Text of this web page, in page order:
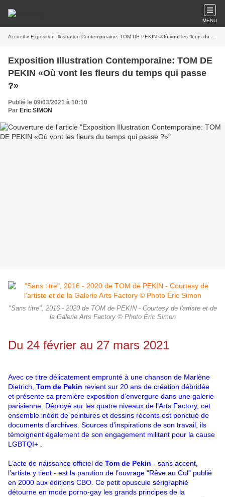
MENU
Accueil » Exposition Illustration Contemporaine: TOM DE PEKIN «Où vont les fleurs du temps qui passe ?»
Exposition Illustration Contemporaine: TOM DE
PEKIN «Où vont les fleurs du temps qui passe
?»
Publié le 09/03/2021 à 10:10
Par Eric SIMON
"Sans titre", 2016 - 2020 de TOM de PEKIN - Courtesy de l'artiste et de
la Galerie Arts Factory © Photo Éric Simon
Du 24 février au 27 mars 2021
Avec ce titre délicatement emprunté à une chanson de Marlène
Dietrich, Tom de Pekin revient sur 20 ans de création débridée
et présente sa première exposition d’envergure dans une galerie
parisienne. Déployé sur les quatre niveaux de l’Arts Factory, cet
ensemble inédit de peintures et dessins récents est ponctué de
documents d’archives. Sources d’inspirations de son travail, ils
témoignent également de son engagement militant pour la cause
LGBTQI+ .
L’acte de naissance officiel de Tom de Pekin - sans accent,
l’artiste y tient - est la parution de l’ouvrage "Rêve au Cul" publié
en 2000 aux éditions CBO. Ce petit opuscule sérigraphié
détourne en mode porno-gay les grands principes de la